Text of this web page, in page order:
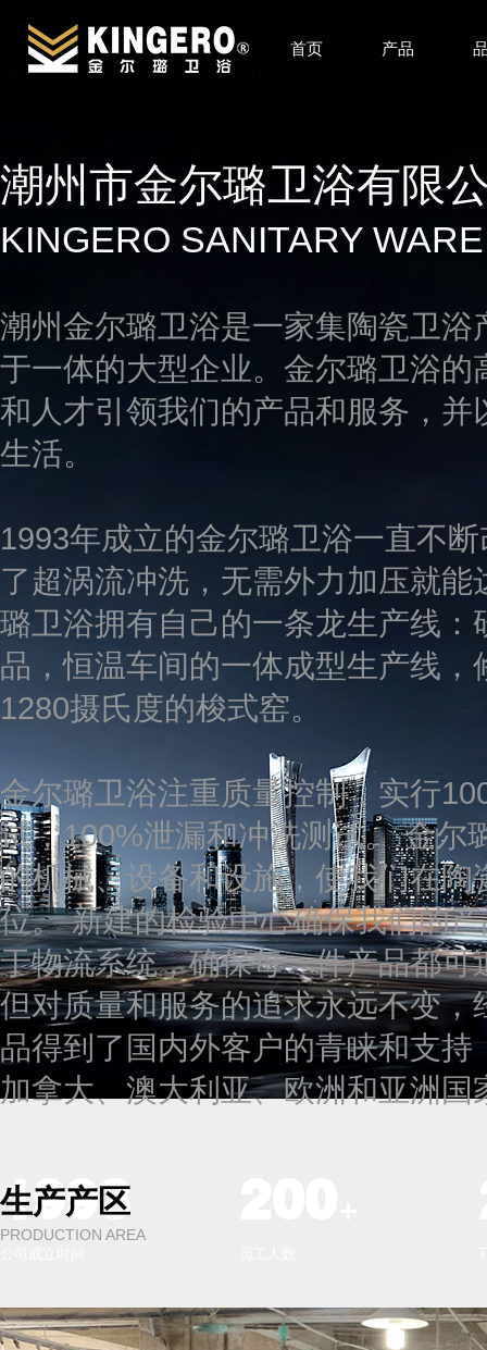
首页 产品
潮州市金尔璐卫浴有限
KINGERO SANITARY
潮州金尔璐卫浴是一家集陶瓷卫
于一体的大型企业。金尔璐卫浴
和人才引领我们的产品和服务，
生活。
1993年成立的金尔璐卫浴一直不
了超涡流冲洗，无需外力加压就
璐卫浴拥有自己的一条龙生产线
品，恒温车间的一体成型生产线
1280摄氏度的梭式窑。
金尔璐卫浴注重质量控制，实行
试，100%泄漏和冲洗测试。 金尔
的机械、设备和设施，使我们在
位。 新建的检验中心确保我们的
于物流系统，确保每一件产品都
但对质量和服务的追求永远不变
品得到了国内外客户的青睐和支
加拿大、澳大利亚、欧洲和亚洲
1993
生产产区
PRODUCTION AREA